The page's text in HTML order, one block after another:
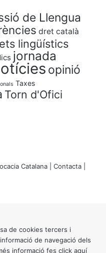
de Llengua
dret català
lingüístics
jornada
opinió
Taxes
Torn d'Ofici
Catalana | Contacta
de cookies tercers i
de navegació dels
informació fes click aquí